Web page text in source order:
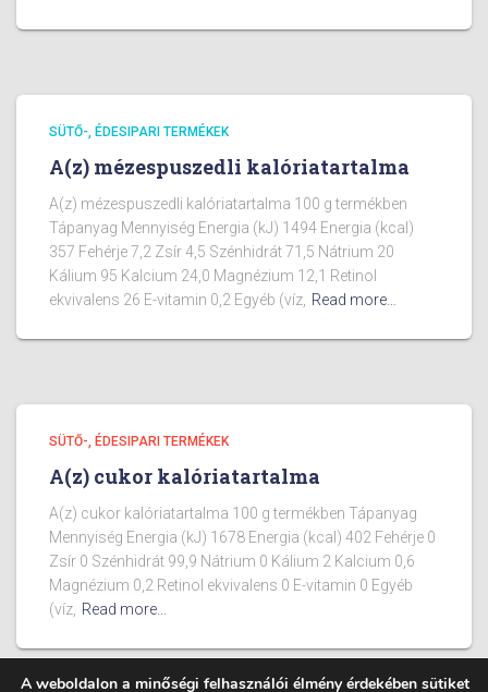
SÜTŐ-, ÉDESIPARI TERMÉKEK
A(z) mézespuszedli kalóriatartalma
A(z) mézespuszedli kalóriatartalma 100 g termékben
Tápanyag Mennyiség Energia (kJ) 1494 Energia (kcal)
357 Fehérje 7,2 Zsír 4,5 Szénhidrát 71,5 Nátrium 20
Kálium 95 Kalcium 24,0 Magnézium 12,1 Retinol
ekvivalens 26 E-vitamin 0,2 Egyéb (víz, Read more…
SÜTŐ-, ÉDESIPARI TERMÉKEK
A(z) cukor kalóriatartalma
A(z) cukor kalóriatartalma 100 g termékben Tápanyag
Mennyiség Energia (kJ) 1678 Energia (kcal) 402 Fehérje 0
Zsír 0 Szénhidrát 99,9 Nátrium 0 Kálium 2 Kalcium 0,6
Magnézium 0,2 Retinol ekvivalens 0 E-vitamin 0 Egyéb
(víz, Read more…
A weboldalon a minőségi felhasználói élmény érdekében sütiket